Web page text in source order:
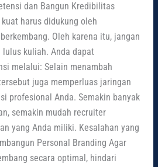
dan Bangun Kredibilitas
harus didukung oleh
Oleh karena itu, jangan
kuliah. Anda dapat
melalui: Selain menambah
juga memperluas jaringan
profesional Anda. Semakin banyak
semakin mudah recruiter
yang Anda miliki. Kesalahan yang
Personal Branding Agar
secara optimal, hindari